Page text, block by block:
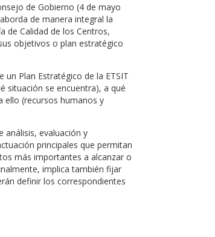
de Gobierno (4 de mayo
de manera integral la
de Calidad de los Centros,
objetivos o plan estratégico
un Plan Estratégico de la ETSIT
situación se encuentra), a qué
ello (recursos humanos y
evaluación y
principales que permitan
más importantes a alcanzar o
implica también fijar
definir los correspondientes